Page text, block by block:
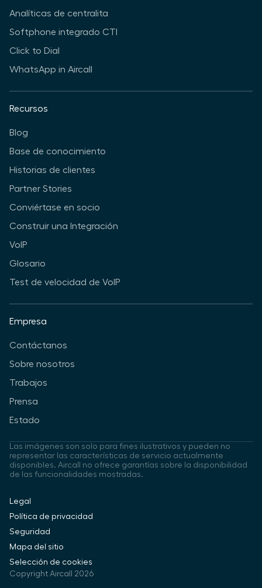
Analíticas de centralita
Softphone integrado CTI
Click to Dial
WhatsApp in Aircall
Recursos
Blog
Base de conocimiento
Historias de clientes
Partner Stories
Conviértase en socio
Construir una Integración
VoIP
Glosario
Test de velocidad de VoIP
Empresa
Contáctanos
Sobre nosotros
Trabajos
Prensa
Estado
Las imágenes son solo para fines ilustrativos y pueden no
representar las características de servicio actualmente
disponibles. Aircall no ofrece garantías sobre la disponibilidad
de las funcionalidades mostradas.
Copyright Aircall 2026
Legal
Política de privacidad
Seguridad
Mapa del sitio
Selección de cookies